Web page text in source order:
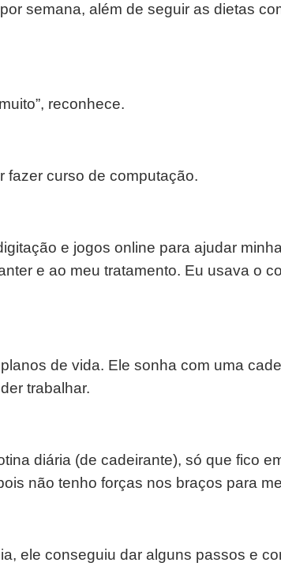
semana, além de seguir as dietas
reconhece.
fazer curso de computação.
e jogos online para ajudar
e ao meu tratamento. Eu usava o
de vida. Ele sonha com uma
trabalhar.
diária (de cadeirante), só que fico
não tenho forças nos braços para
ele conseguiu dar alguns passos e